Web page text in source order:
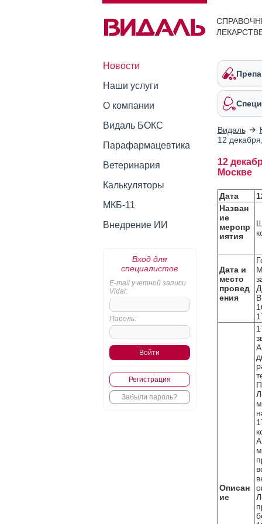
Новости
Наши услуги
О компании
Видаль БОКС
Парафармацевтика
Ветеринария
Калькуляторы
МКБ-11
Внедрение ИИ
Вход для
специалистов
E-mail учетной записи
Vidal:
Пароль:
Регистрация
Забыли пароль?
Видаль
12
12
Москве
Дата
Назван
ие
меропр
иятия
Дата и
место
провед
ения
Описан
ие